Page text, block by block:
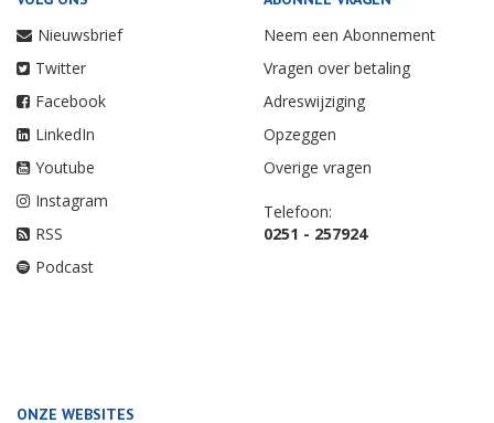
Nieuwsbrief
Twitter
Facebook
LinkedIn
Youtube
Instagram
RSS
Podcast
Neem een Abonnement
Vragen over betaling
Adreswijziging
Opzeggen
Overige vragen
Telefoon:
0251 - 257924
ONZE WEBSITES